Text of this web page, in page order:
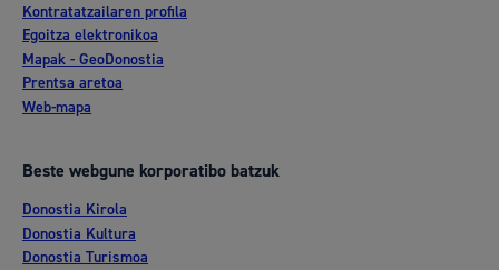
Kontratatzailaren profila
Egoitza elektronikoa
Mapak - GeoDonostia
Prentsa aretoa
Web-mapa
Beste webgune korporatibo batzuk
Donostia Kirola
Donostia Kultura
Donostia Turismoa